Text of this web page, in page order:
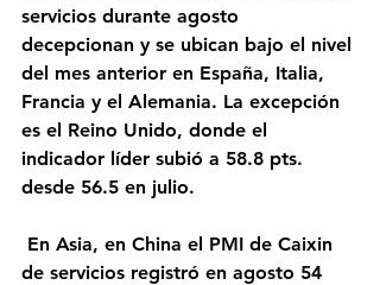
servicios durante agosto
decepcionan y se ubican bajo el nivel
del mes anterior en España, Italia,
Francia y el Alemania. La excepción
es el Reino Unido, donde el
indicador líder subió a 58.8 pts.
desde 56.5 en julio.
de servicios registró en agosto 54